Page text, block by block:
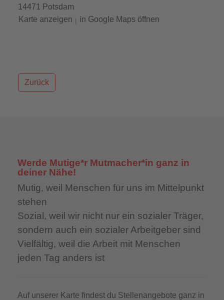
14471 Potsdam
Karte anzeigen | in Google Maps öffnen
Zurück
Werde Mutige*r Mutmacher*in ganz in
deiner Nähe!
Mutig, weil Menschen für uns im Mittelpunkt
stehen
Sozial, weil wir nicht nur ein sozialer Träger,
sondern auch ein sozialer Arbeitgeber sind
Vielfältig, weil die Arbeit mit Menschen
jeden Tag anders ist
Auf unserer Karte findest du Stellenangebote ganz in